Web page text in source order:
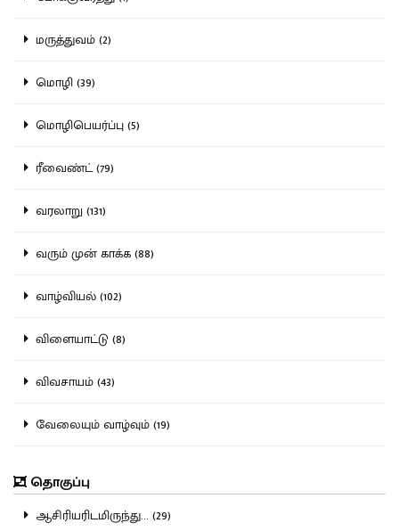
மருத்துவம் (2)
மொழி (39)
மொழிபெயர்ப்பு (5)
ரீவைண்ட் (79)
வரலாறு (131)
வரும் முன் காக்க (88)
வாழ்வியல் (102)
விளையாட்டு (8)
விவசாயம் (43)
வேலையும் வாழ்வும் (19)
தொகுப்பு
ஆசிரியரிடமிருந்து... (29)